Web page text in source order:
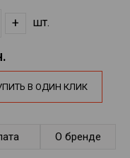
+ шт.
В ОДИН КЛИК
О бренде